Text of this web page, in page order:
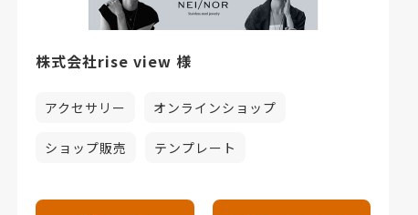
株式会社rise view 様
アクセサリー オンラインショップ
ショップ販売 テンプレート